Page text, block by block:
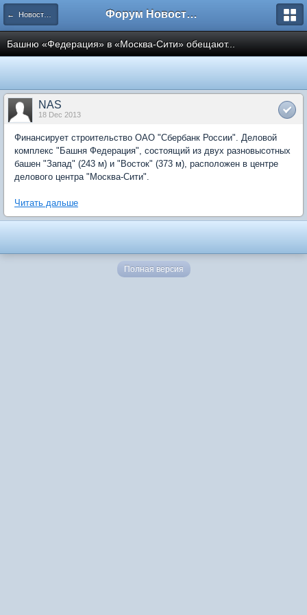
← Новости рынка недвижимости Форум Новостройки
Башню «Федерация» в «Москва-Сити» обещают...
NAS
18 Dec 2013
Финансирует строительство ОАО "Сбербанк России". Деловой
комплекс "Башня Федерация", состоящий из двух разновысотных
башен "Запад" (243 м) и "Восток" (373 м), расположен в центре
делового центра "Москва-Сити".
Читать дальше
Полная версия